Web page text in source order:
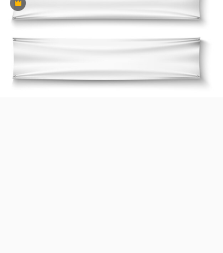
Премиум